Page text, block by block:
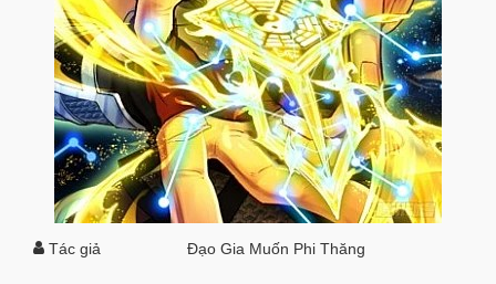
Tác giả Đạo Gia Muốn Phi Thăng